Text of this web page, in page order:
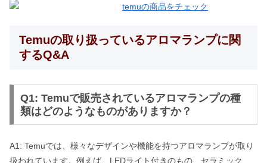
Temuの取り扱っているアロマランプに関
するQ&A
Q1: Temuで販売されているアロマランプの種
類はどのようなものがありますか？
A1: Temuでは、様々なデザインや機能を持つアロマランプが取り
扱われています。例えば、LEDライト付きのもの、セラミック